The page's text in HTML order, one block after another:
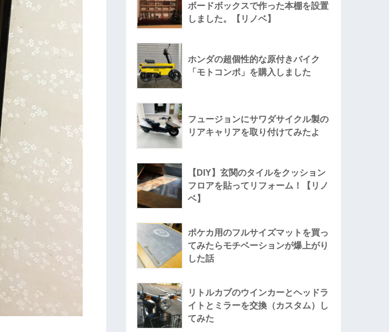
ボードボックスで作った本棚を設置
しました。【リノベ】
ホンダの超個性的な原付きバイク
「モトコンポ」を購入しました
フュージョンにサワダサイクル製の
リアキャリアを取り付けてみたよ
【DIY】玄関のタイルをクッション
フロアを貼ってリフォーム！【リノ
ベ】
ポケカ用のフルサイズマットを買っ
てみたらモチベーションが爆上がり
した話
リトルカブのウインカーとヘッドラ
イトとミラーを交換（カスタム）し
てみた